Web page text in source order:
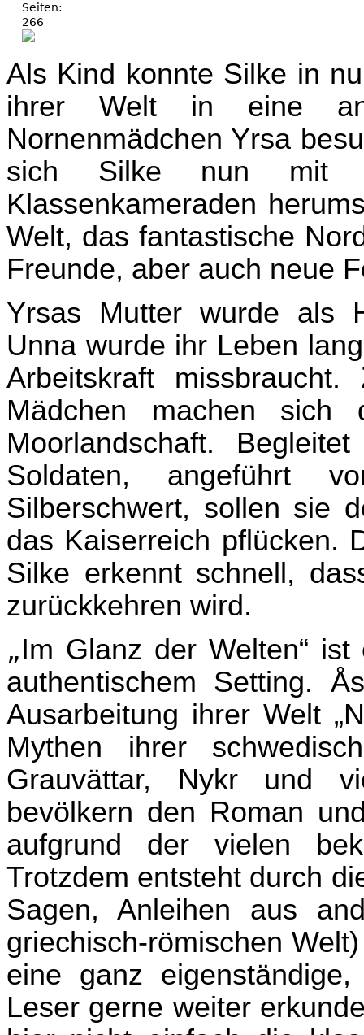
Seiten:
266
Als Kind konnte Silke in
ihrer Welt in eine
Nornenmädchen Yrsa
sich Silke nun mit
Klassenkameraden
Welt, das fantastische
Freunde, aber auch neue
Yrsas Mutter wurde als
Unna wurde ihr Leben
Arbeitskraft
Mädchen machen
Moorlandschaft.
Soldaten, angeführt
Silberschwert, sollen sie
das Kaiserreich pflücken.
Silke erkennt schnell,
zurückkehren wird.
„Im Glanz der Welten“
authentischem Setting.
Ausarbeitung ihrer Welt
Mythen ihrer
Grauvättar, Nykr und
bevölkern den Roman
aufgrund der vielen
Trotzdem entsteht durch
Sagen, Anleihen aus
griechisch-römischen
eine ganz
Leser gerne weiter